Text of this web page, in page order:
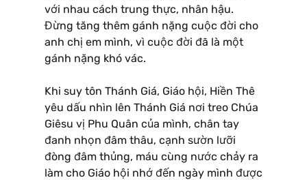
với nhau cách trung thực, nhân hậu.
Đừng tăng thêm gánh nặng cuộc đời cho
anh chị em mình, vì cuộc đời đã là một
gánh nặng khó vác.
Khi suy tôn Thánh Giá, Giáo hội, Hiền Thê
yêu dấu nhìn lên Thánh Giá nơi treo Chúa
Giêsu vị Phu Quân của mình, chân tay
đanh nhọn đâm thâu, cạnh sườn lưỡi
đòng đâm thủng, máu cùng nước chảy ra
làm cho Giáo hội nhớ đến ngày mình được